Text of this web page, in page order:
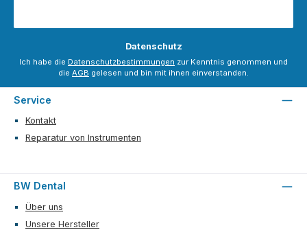
Datenschutz
Ich habe die Datenschutzbestimmungen zur Kenntnis genommen und
die AGB gelesen und bin mit ihnen einverstanden.
Service
Kontakt
Reparatur von Instrumenten
BW Dental
Über uns
Unsere Hersteller